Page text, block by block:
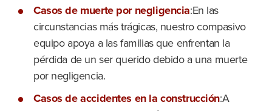
Casos de muerte por negligencia:En las
circunstancias más trágicas, nuestro compasivo
equipo apoya a las familias que enfrentan la
pérdida de un ser querido debido a una muerte
por negligencia.
Casos de accidentes en la construcción:A